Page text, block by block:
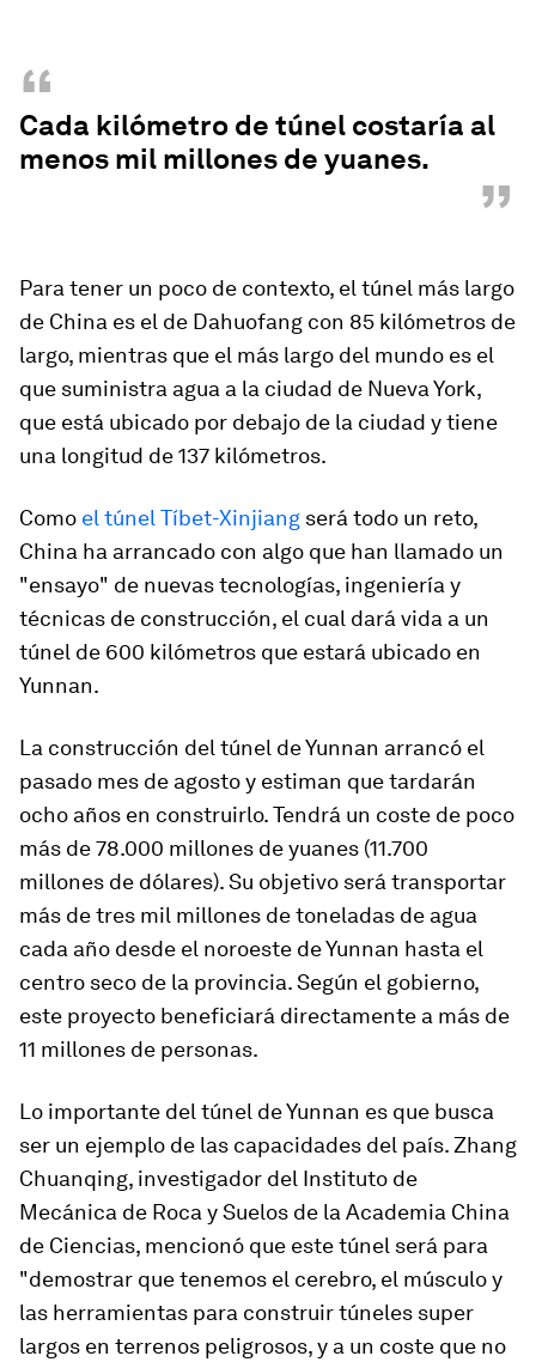
“
Cada kilómetro de túnel costaría al
menos mil millones de yuanes.
”
Para tener un poco de contexto, el túnel más largo
de China es el de Dahuofang con 85 kilómetros de
largo, mientras que el más largo del mundo es el
que suministra agua a la ciudad de Nueva York,
que está ubicado por debajo de la ciudad y tiene
una longitud de 137 kilómetros.
Como el túnel Tíbet-Xinjiang será todo un reto,
China ha arrancado con algo que han llamado un
"ensayo" de nuevas tecnologías, ingeniería y
técnicas de construcción, el cual dará vida a un
túnel de 600 kilómetros que estará ubicado en
Yunnan.
La construcción del túnel de Yunnan arrancó el
pasado mes de agosto y estiman que tardarán
ocho años en construirlo. Tendrá un coste de poco
más de 78.000 millones de yuanes (11.700
millones de dólares). Su objetivo será transportar
más de tres mil millones de toneladas de agua
cada año desde el noroeste de Yunnan hasta el
centro seco de la provincia. Según el gobierno,
este proyecto beneficiará directamente a más de
11 millones de personas.
Lo importante del túnel de Yunnan es que busca
ser un ejemplo de las capacidades del país. Zhang
Chuanqing, investigador del Instituto de
Mecánica de Roca y Suelos de la Academia China
de Ciencias, mencionó que este túnel será para
"demostrar que tenemos el cerebro, el músculo y
las herramientas para construir túneles super
largos en terrenos peligrosos, y a un coste que no